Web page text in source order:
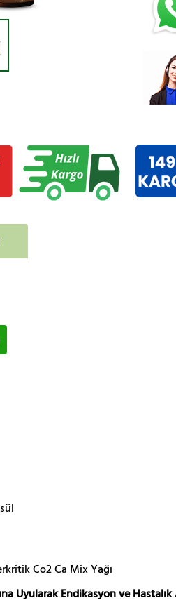
Co2 Ca Mix Yağı
Uyularak Endikasyon ve